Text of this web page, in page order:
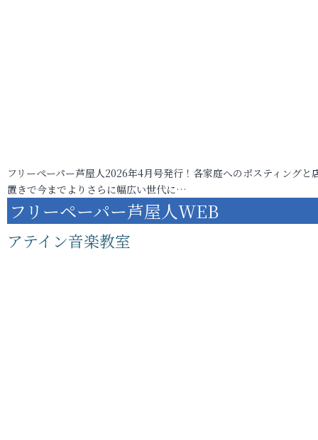
フリーペーパー芦屋人2026年4月号発行！各家庭へのポスティングと
置きで今までよりさらに幅広い世代に…
フリーペーパー芦屋人WEB
アテイン音楽教室